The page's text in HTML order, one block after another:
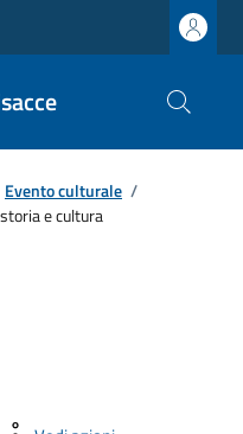
Evento culturale /
e cultura